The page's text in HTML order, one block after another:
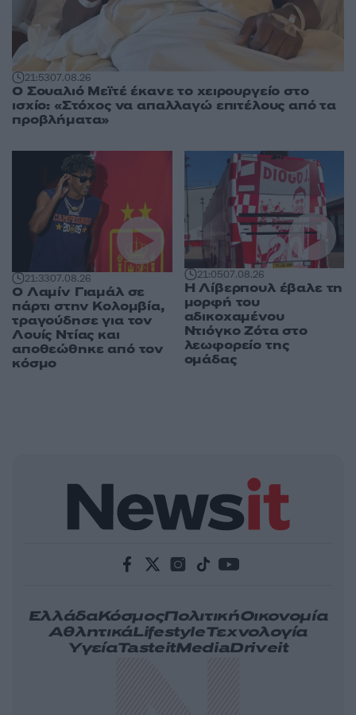
21:5307.08.26
Ο Σουαλιό Μεϊτέ έκανε το χειρουργείο στο
ισχίο: «Στόχος να απαλλαγώ επιτέλους από τα
προβλήματα»
21:3307.08.26
Ο Λαμίν Γιαμάλ σε
πάρτι στην Κολομβία,
τραγούδησε για τον
Λουίς Ντίας και
αποθεώθηκε από τον
κόσμο
21:0507.08.26
Η Λίβερπουλ έβαλε τη
μορφή του
αδικοχαμένου
Ντιόγκο Ζότα στο
λεωφορείο της
ομάδας
ΕλλάδαΚόσμοςΠολιτικήΟικονομία
ΑθλητικάLifestyleΤεχνολογία
ΥγείαTasteitMediaDriveit